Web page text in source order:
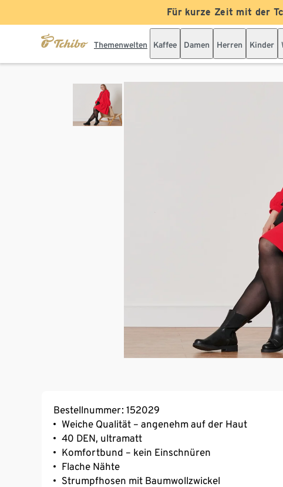
Für kurze Zeit mit der
Themenwelten Kaffee Damen Herren Kinder
Bestellnummer: 152029
Weiche Qualität – angenehm auf der Haut
40 DEN, ultramatt
Komfortbund – kein Einschnüren
Flache Nähte
Strumpfhosen mit Baumwollzwickel